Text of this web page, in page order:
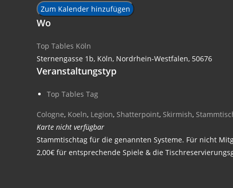
Zum Kalender hinzufügen
Wo
Top Tables Köln
Sternengasse 1b, Köln, Nordrhein-Westfalen, 50676
Veranstaltungstyp
Top Tables Tag
Cologne, Koeln, Legion, Shatterpoint, Skirmish,
Karte nicht verfügbar
Stammtischtag für die genannten Systeme. Für nicht
2,00€ für entsprechende Spiele & die